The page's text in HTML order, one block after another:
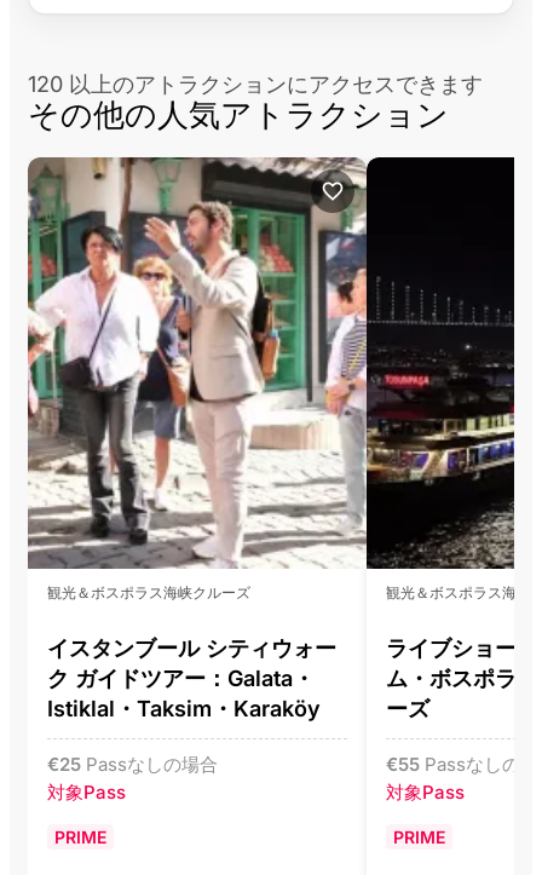
120 以上のアトラクションにアクセスできます
その他の人気アトラクション
観光＆ボスポラス海峡クルーズ
イスタンブール シティウォー
ク ガイドツアー：Galata・
Istiklal・Taksim・Karaköy
€25 Passなしの場合
対象Pass
PRIME
観光＆ボスポラス海峡
ライブショー
ム・ボスポラ
ーズ
€55 Passなしの
対象Pass
PRIME